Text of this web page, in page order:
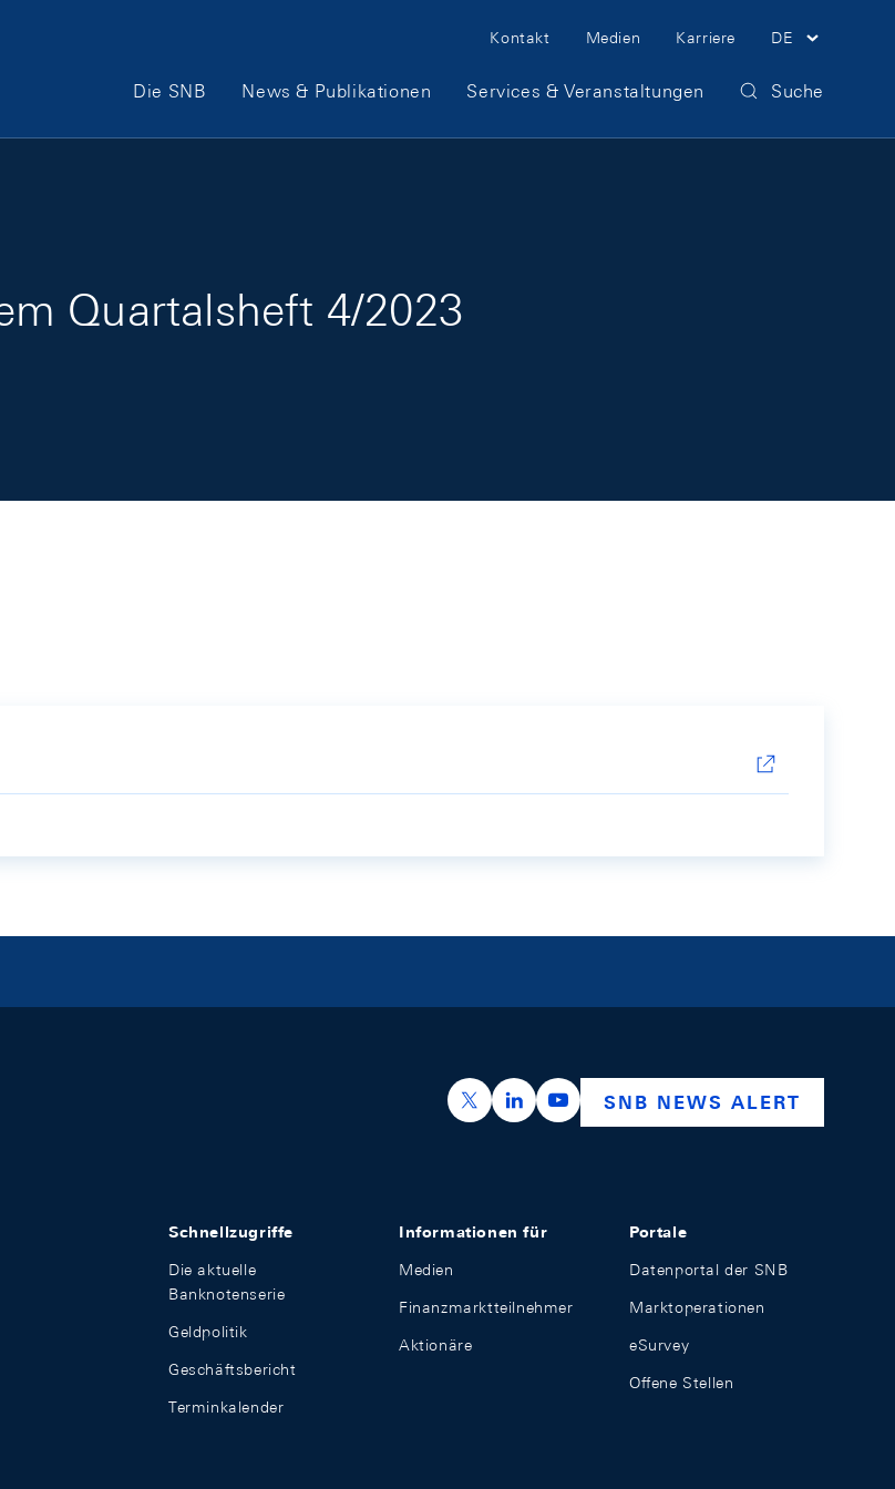
Meta Navigation
Kontakt Medien Karriere DE
Hauptnavigation
Die SNB News & Publikationen Services & Veranstaltungen Suche
Quartalsheft 4/2023
https://x.com/snb_bns
https://ch.linkedin.com/company/swiss-
https://www.youtube.com/
SNB NEWS ALERT
Schnellzugriffe
Die aktuelle
Banknotenserie
Geldpolitik
Geschäftsbericht
Terminkalender
Informationen für
Medien
Finanzmarktteilnehmer
Aktionäre
Portale
Datenportal der SNB
Marktoperationen
eSurvey
Offene Stellen